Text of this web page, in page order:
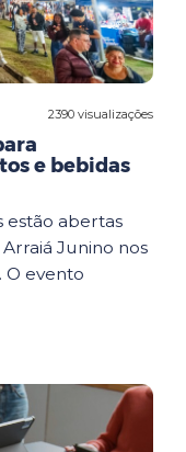
2390 visualizações
e bebidas
estão abertas
Junino nos
O evento